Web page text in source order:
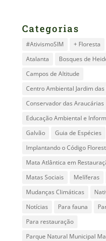
Categorias
#AtivismoSIM + Floresta
Atalanta
Bosques de
Campos de Altitude
Centro Ambiental Jardim das
Conservador das Araucárias
Educação Ambiental e
Galvão
Guia de Espécies
Implantando o Código
Mata Atlântica em
Matas Sociais
Melíferas
Mudanças Climáticas
Notícias
Para fauna
Para restauração
Parque Natural Municipal